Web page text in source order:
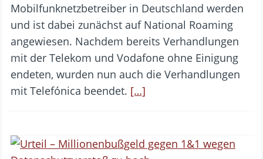
Mobilfunknetzbetreiber in Deutschland werden
und ist dabei zunächst auf National Roaming
angewiesen. Nachdem bereits Verhandlungen
mit der Telekom und Vodafone ohne Einigung
endeten, wurden nun auch die Verhandlungen
mit Telefónica beendet. […]